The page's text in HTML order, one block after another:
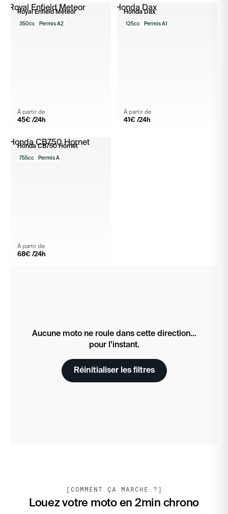
Royal Enfield Meteor
350cc Permis A2
À partir de
45€ /24h
Honda Dax
125cc Permis A1
À partir de
41 € /24h
Honda CB750 Hornet
755cc Permis A
À partir de
68€ /24h
Aucune moto ne roule dans cette direction…
pour l’instant.
Réinitialiser les filtres
[COMMENT ÇA MARCHE ?]
Louez votre moto en 2min chrono